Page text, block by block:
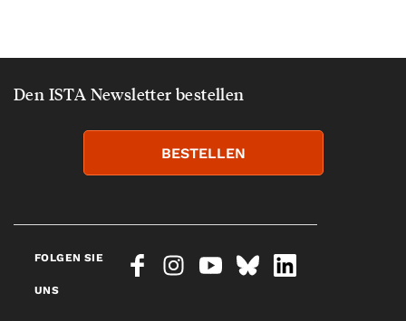
Den ISTA Newsletter bestellen
BESTELLEN
FOLGEN SIE
UNS